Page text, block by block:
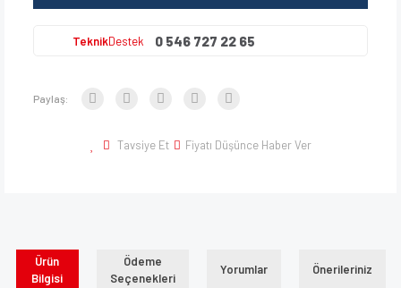
TeknikDestek 0 546 727 22 65
Paylaş:
Tavsiye Et Fiyatı Düşünce Haber Ver
Ürün
Bilgisi
Ödeme
Seçenekleri
Yorumlar Önerileriniz